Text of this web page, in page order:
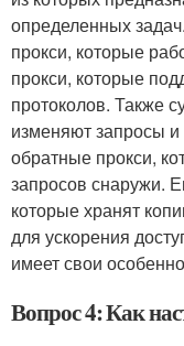
определенных
прокси, которые
прокси, которые
протоколов. Также
изменяют запросы
обратные прокси,
запросов снаружи.
которые хранят
для ускорения
имеет свои
Вопрос 4: Как